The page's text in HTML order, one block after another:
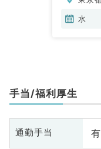
水
手当/福利厚生
通勤手当